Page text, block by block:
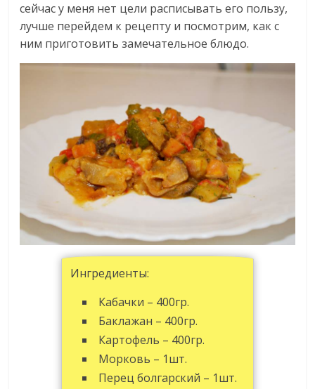
сейчас у меня нет цели расписывать его пользу,
лучше перейдем к рецепту и посмотрим, как с
ним приготовить замечательное блюдо.
Ингредиенты:
Кабачки – 400гр.
Баклажан – 400гр.
Картофель – 400гр.
Морковь – 1шт.
Перец болгарский – 1шт.